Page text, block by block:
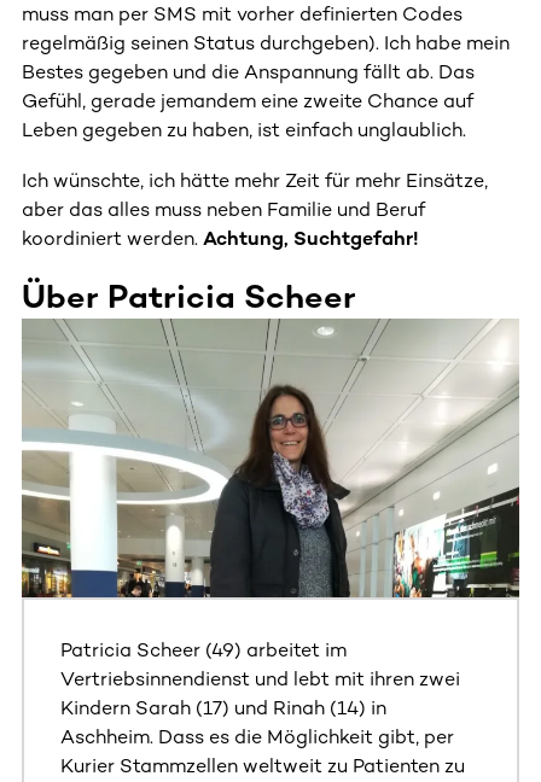
muss man per SMS mit vorher definierten Codes
regelmäßig seinen Status durchgeben). Ich habe mein
Bestes gegeben und die Anspannung fällt ab. Das
Gefühl, gerade jemandem eine zweite Chance auf
Leben gegeben zu haben, ist einfach unglaublich.
Ich wünschte, ich hätte mehr Zeit für mehr Einsätze,
aber das alles muss neben Familie und Beruf
koordiniert werden. Achtung, Suchtgefahr!
Über Patricia Scheer
Dieser Bereich enthält horizontal scrollbare Inhalte.
Patricia Scheer (49) arbeitet im
Vertriebsinnendienst und lebt mit ihren zwei
Kindern Sarah (17) und Rinah (14) in
Aschheim. Dass es die Möglichkeit gibt, per
Kurier Stammzellen weltweit zu Patienten zu